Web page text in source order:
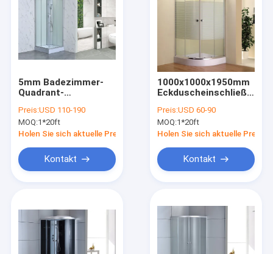
Produkte
Videos
5mm Badezimmer-
Quadrant-
1000×1000×1950mm
Preis:USD 110-190
MOQ:1*20ft
Holen Sie sich aktuelle Preis
Kontakt
1000x1000x1950mm
Eckduscheinschließung
Preis:USD 60-90
MOQ:1*20ft
Holen Sie sich aktuelle Preis
Kontakt